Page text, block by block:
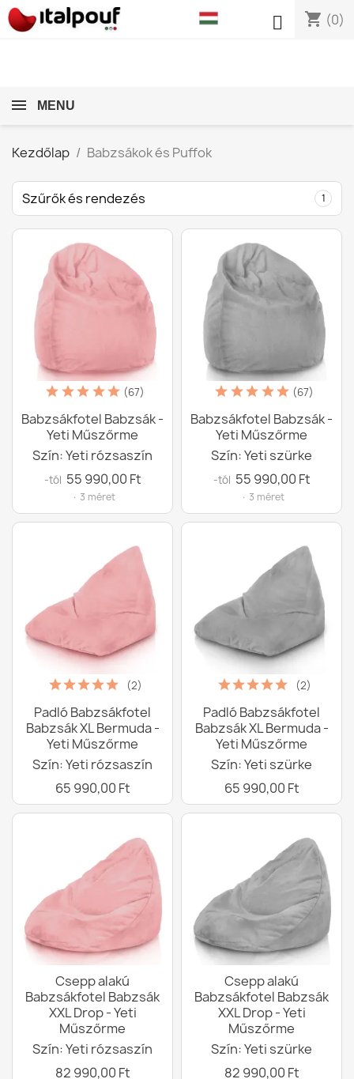
shopping_cart (0)

MENU
Kezdőlap Babzsákok és Puffok
Szűrők és rendezés 1
(67)
Babzsákfotel Babzsák -
Yeti Műszőrme
Szín: Yeti rózsaszín
-tól 55 990,00 Ft
· 3 méret
(67)
Babzsákfotel Babzsák -
Yeti Műszőrme
Szín: Yeti szürke
-tól 55 990,00 Ft
· 3 méret
(2)
Padló Babzsákfotel
Babzsák XL Bermuda -
Yeti Műszőrme
Szín: Yeti rózsaszín
65 990,00 Ft
(2)
Padló Babzsákfotel
Babzsák XL Bermuda -
Yeti Műszőrme
Szín: Yeti szürke
65 990,00 Ft
Csepp alakú
Babzsákfotel Babzsák
XXL Drop - Yeti
Műszőrme
Szín: Yeti rózsaszín
82 990,00 Ft
Csepp alakú
Babzsákfotel Babzsák
XXL Drop - Yeti
Műszőrme
Szín: Yeti szürke
82 990,00 Ft